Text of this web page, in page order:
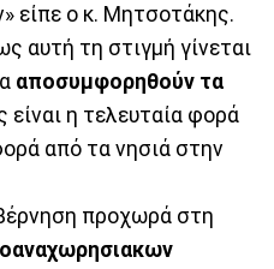
είπε ο κ. Μητσοτάκης.
αυτή τη στιγμή γίνεται
αποσυμφορηθούν τα
είναι η τελευταία φορά
από τα νησιά στην
προχωρά στη